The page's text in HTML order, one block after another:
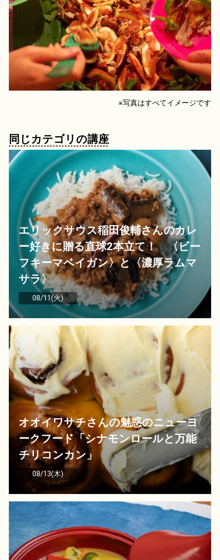
※写真はすべてイメージです
同じカテゴリの講座
エリックサウス稲田俊輔さんのカレ
ー好きに贈る直球2本立て！ 〈ビー
フキーマベイガン〉と〈濃厚ラムマ
サラ〉
08/11(火)
オオイワサチさんの魅惑のニューヨ
ークフード「シナモンロールと万能
チリコンカン」
08/13(木)